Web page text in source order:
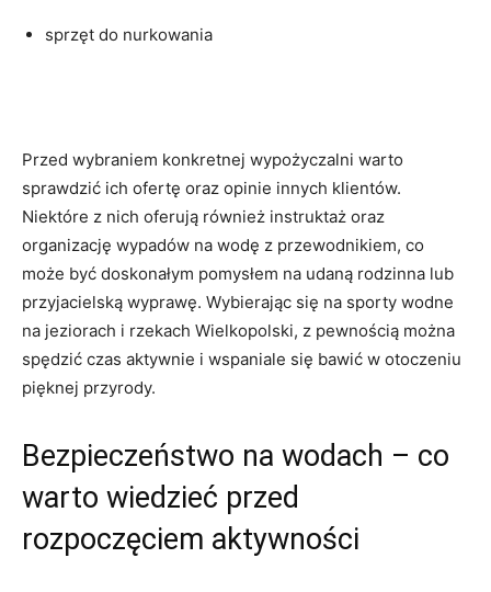
sprzęt do nurkowania
Przed wybraniem konkretnej wypożyczalni warto
sprawdzić ich ofertę oraz opinie innych klientów.
Niektóre z nich oferują również instruktaż oraz
organizację wypadów na wodę z przewodnikiem, co
może być doskonałym pomysłem na udaną rodzinna lub
przyjacielską wyprawę. Wybierając się na sporty wodne
na jeziorach i rzekach Wielkopolski, z pewnością można
spędzić czas aktywnie i wspaniale się bawić w otoczeniu
pięknej przyrody.
Bezpieczeństwo na wodach – co
warto wiedzieć przed
rozpoczęciem aktywności